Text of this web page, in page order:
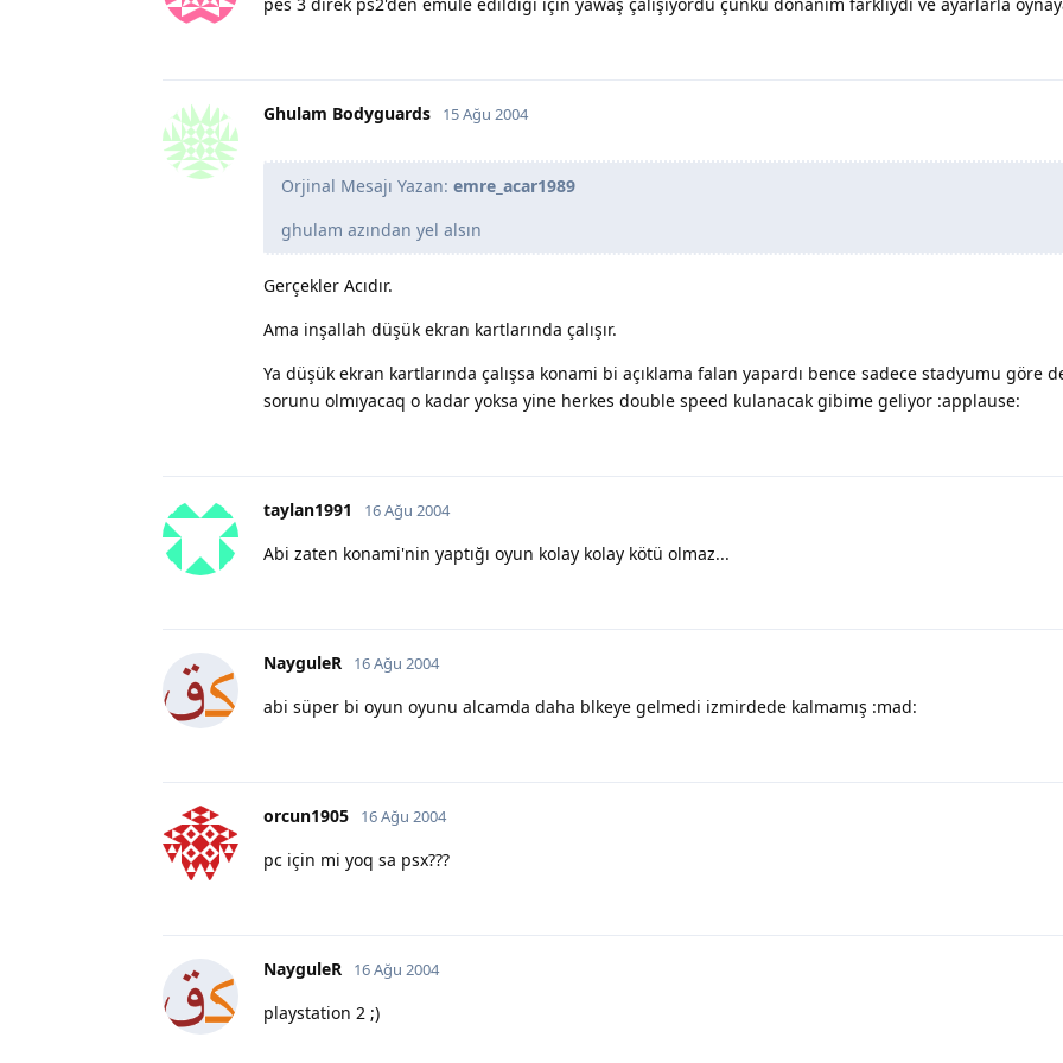
Ghulam Bodyguards 15 Ağu 2004
Orjinal Mesajı Yazan: emre_acar1989
ghulam azından yel alsın
Gerçekler Acıdır.
Ama inşallah düşük ekran kartlarında çalışır.
Ya düşük ekran kartlarında çalışsa konami bi açıklama falan yapardı bence sadece stadyumu göre
sorunu olmıyacaq o kadar yoksa yine herkes double speed kulanacak gibime geliyor :applause:
taylan1991 16 Ağu 2004
Abi zaten konami'nin yaptığı oyun kolay kolay kötü olmaz...
NayguleR 16 Ağu 2004
abi süper bi oyun oyunu alcamda daha blkeye gelmedi izmirdede kalmamış :mad:
orcun1905 16 Ağu 2004
pc için mi yoq sa psx???
NayguleR 16 Ağu 2004
playstation 2 ;)